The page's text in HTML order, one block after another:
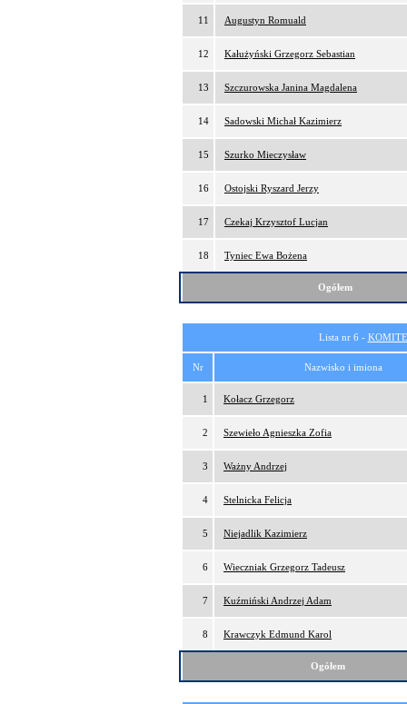
11 Augustyn Romuald
12 Kałużyński Grzegorz Sebastian
13 Szczurowska Janina Magdalena
14 Sadowski Michał Kazimierz
15 Szurko Mieczysław
16 Ostojski Ryszard Jerzy
17 Czekaj Krzysztof Lucjan
18 Tyniec Ewa Bożena
Ogółem
Lista nr 6 -
Nr Nazwisko i imiona
1 Kołacz Grzegorz
2 Szewieło Agnieszka Zofia
3 Ważny Andrzej
4 Stelnicka Felicja
5 Niejadlik Kazimierz
6 Wieczniak Grzegorz Tadeusz
7 Kuźmiński Andrzej Adam
8 Krawczyk Edmund Karol
Ogółem